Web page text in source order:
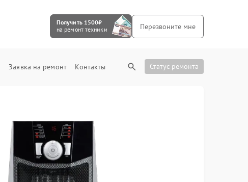
Получить 1500₽
на ремонт техники
Перезвоните мне
Заявка на ремонт Контакты Статус ремонта